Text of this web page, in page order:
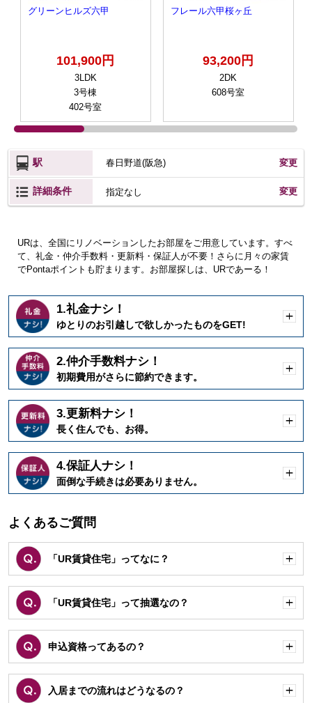
グリーンヒルズ六甲
101,900円
3LDK
3号棟
402号室
フレール六甲桜ヶ丘
93,200円
2DK
608号室
駅 春日野道(阪急) 変更
詳細条件 指定なし 変更
URは、全国にリノベーションしたお部屋をご用意しています。すべ
て、礼金・仲介手数料・更新料・保証人が不要！さらに月々の家賃
でPontaポイントも貯まります。お部屋探しは、URであーる！
1.礼金ナシ！
ゆとりのお引越しで欲しかったものをGET!
く
2.仲介手数料ナシ！
初期費用がさらに節約できます。
く
3.更新料ナシ！
長く住んでも、お得。
く
4.保証人ナシ！
面倒な手続きは必要ありません。
く
よくあるご質問
「UR賃貸住宅」ってなに？
く
「UR賃貸住宅」って抽選なの？
く
申込資格ってあるの？
く
入居までの流れはどうなるの？